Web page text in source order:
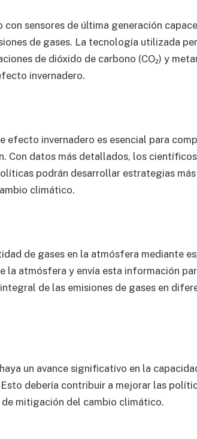
sensores de última generación
de gases. La tecnología utilizada
de dióxido de carbono (CO₂) y
invernadero.
efecto invernadero es esencial para
Con datos más detallados, los
podrán desarrollar estrategias
climático.
de gases en la atmósfera mediante
la atmósfera y envía esta información
de las emisiones de gases en
un avance significativo en la
debería contribuir a mejorar las
mitigación del cambio climático.